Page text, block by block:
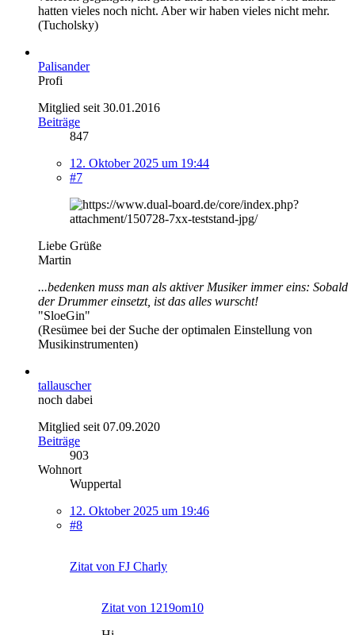
hatten vieles noch nicht. Aber wir haben vieles nicht mehr.
(Tucholsky)
Palisander
Profi
Mitglied seit 30.01.2016
Beiträge
847
12. Oktober 2025 um 19:44
#7
Liebe Grüße
Martin
...bedenken muss man als aktiver Musiker immer eins: Sobald
der Drummer einsetzt, ist das alles wurscht!
"SloeGin"
(Resümee bei der Suche der optimalen Einstellung von
Musikinstrumenten)
tallauscher
noch dabei
Mitglied seit 07.09.2020
Beiträge
903
Wohnort
Wuppertal
12. Oktober 2025 um 19:46
#8
Zitat von FJ Charly
Zitat von 1219om10